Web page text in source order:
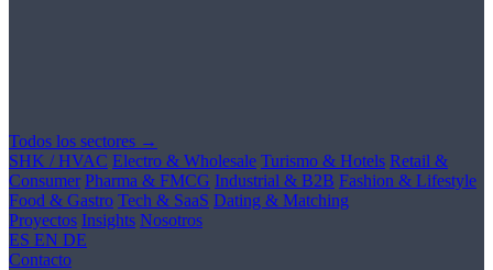
Todos los sectores →
SHK / HVAC Electro & Wholesale Turismo & Hotels Retail &
Consumer Pharma & FMCG Industrial & B2B Fashion & Lifestyle
Food & Gastro Tech & SaaS Dating & Matching
Proyectos Insights Nosotros
ES EN DE
Contacto